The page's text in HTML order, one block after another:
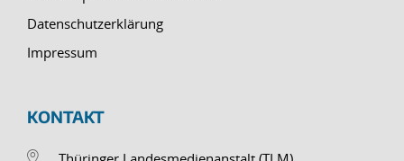
Datenschutzerklärung
Impressum
KONTAKT